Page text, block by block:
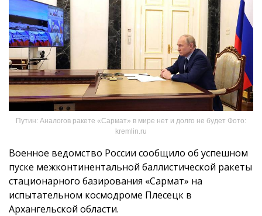
Путин: Аналогов ракете «Сармат» в мире нет и долго не будет Фото:
kremlin.ru
Военное ведомство России сообщило об успешном
пуске межконтинентальной баллистической ракеты
стационарного базирования «Сармат» на
испытательном космодроме Плесецк в
Архангельской области.